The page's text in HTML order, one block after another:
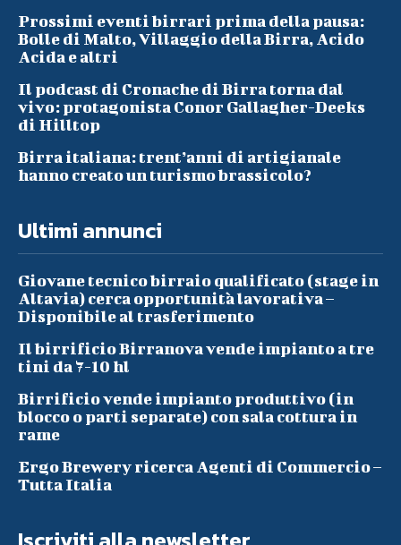
Prossimi eventi birrari prima della pausa:
Bolle di Malto, Villaggio della Birra, Acido
Acida e altri
Il podcast di Cronache di Birra torna dal
vivo: protagonista Conor Gallagher-Deeks
di Hilltop
Birra italiana: trent’anni di artigianale
hanno creato un turismo brassicolo?
Ultimi annunci
Giovane tecnico birraio qualificato (stage in
Altavia) cerca opportunità lavorativa –
Disponibile al trasferimento
Il birrificio Birranova vende impianto a tre
tini da 7-10 hl
Birrificio vende impianto produttivo (in
blocco o parti separate) con sala cottura in
rame
Ergo Brewery ricerca Agenti di Commercio –
Tutta Italia